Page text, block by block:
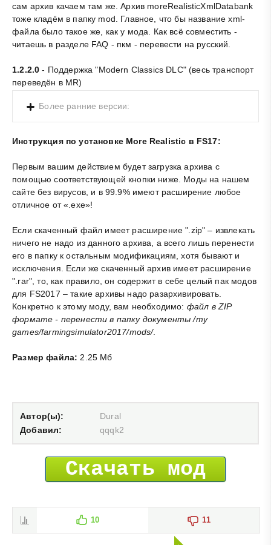
сам архив качаем там же. Архив moreRealisticXmlDatabank
тоже кладём в папку mod. Главное, что бы название xml-
файла было такое же, как у мода. Как всё совместить -
читаешь в разделе FAQ - пкм - перевести на русский.
1.2.2.0 - Поддержка "Modern Classics DLC" (весь транспорт
переведён в MR)
Более ранние версии:
Инструкция по установке More Realistic в FS17:
Первым вашим действием будет загрузка архива с
помощью соответствующей кнопки ниже. Моды на нашем
сайте без вирусов, и в 99.9% имеют расширение любое
отличное от «.exe»!
Если скаченный файл имеет расширение ".zip" – извлекать
ничего не надо из данного архива, а всего лишь перенести
его в папку к остальным модификациям, хотя бывают и
исключения. Если же скаченный архив имеет расширение
".rar", то, как правило, он содержит в себе целый пак модов
для FS2017 – такие архивы надо разархивировать.
Конкретно к этому моду, вам необходимо: файл в ZIP
формате - перенести в папку документы /my
games/farmingsimulator2017/mods/.
Размер файла: 2.25 Мб
Автор(ы):
Dural
Добавил:
qqqk2
Скачать мод
10 11